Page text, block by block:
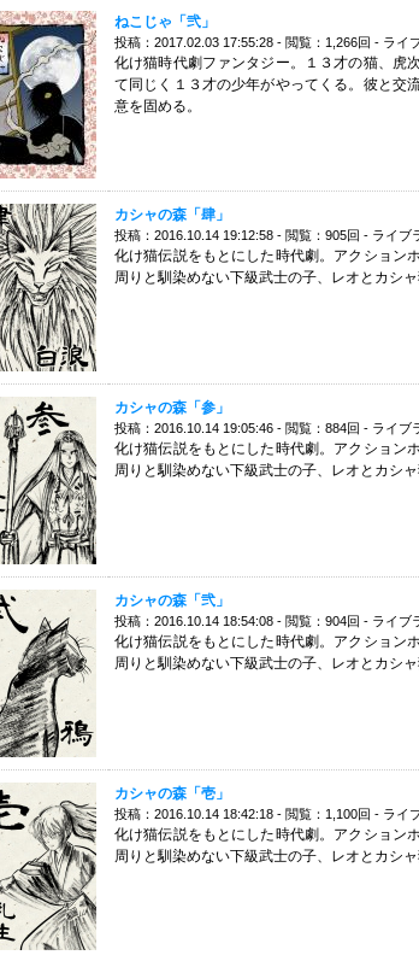
ねこじゃ「弐」
投稿：2017.02.03 17:55:28 - 閲覧：1,266回 - ライ
化け猫時代劇ファンタジー。１３才の猫、虎
て同じく１３才の少年がやってくる。彼と交
意を固める。
カシャの森「肆」
投稿：2016.10.14 19:12:58 - 閲覧：905回 - ライブ
化け猫伝説をもとにした時代劇。アクション
周りと馴染めない下級武士の子、レオとカシャ
カシャの森「参」
投稿：2016.10.14 19:05:46 - 閲覧：884回 - ライブ
化け猫伝説をもとにした時代劇。アクション
周りと馴染めない下級武士の子、レオとカシャ
カシャの森「弐」
投稿：2016.10.14 18:54:08 - 閲覧：904回 - ライブ
化け猫伝説をもとにした時代劇。アクション
周りと馴染めない下級武士の子、レオとカシャ
カシャの森「壱」
投稿：2016.10.14 18:42:18 - 閲覧：1,100回 - ライ
化け猫伝説をもとにした時代劇。アクション
周りと馴染めない下級武士の子、レオとカシャ